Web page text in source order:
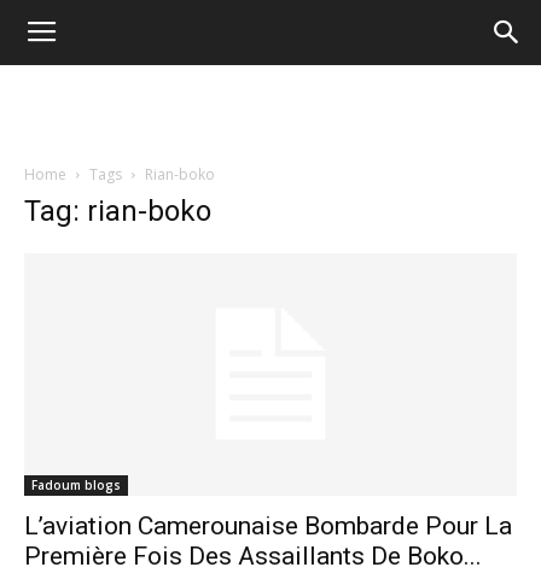
Home Tags Rian-boko
Tag: rian-boko
Fadoum blogs
L’aviation Camerounaise Bombarde Pour La
Première Fois Des Assaillants De Boko...